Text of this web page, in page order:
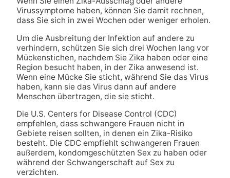
Virussymptome haben, können Sie damit rechnen,
dass Sie sich in zwei Wochen oder weniger erholen.
Um die Ausbreitung der Infektion auf andere zu
verhindern, schützen Sie sich drei Wochen lang vor
Mückenstichen, nachdem Sie Zika haben oder eine
Region besucht haben, in der Zika anwesend ist.
Wenn eine Mücke Sie sticht, während Sie das Virus
haben, kann sie das Virus dann auf andere
Menschen übertragen, die sie sticht.
Die U.S. Centers for Disease Control (CDC)
empfehlen, dass schwangere Frauen nicht in
Gebiete reisen sollten, in denen ein Zika-Risiko
besteht. Die CDC empfiehlt schwangeren Frauen
außerdem, kondomgeschützten Sex zu haben oder
während der Schwangerschaft auf Sex zu
verzichten.